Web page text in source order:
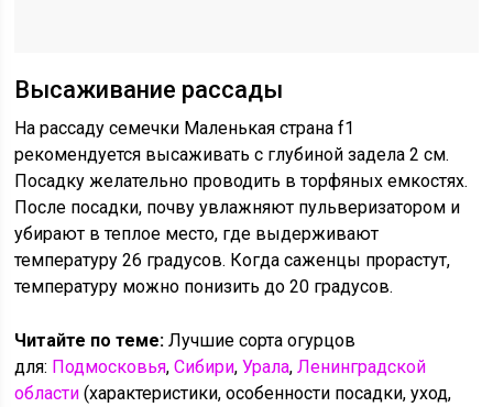
Высаживание рассады
На рассаду семечки Маленькая страна f1
рекомендуется высаживать с глубиной задела 2 см.
Посадку желательно проводить в торфяных емкостях.
После посадки, почву увлажняют пульверизатором и
убирают в теплое место, где выдерживают
температуру 26 градусов. Когда саженцы прорастут,
температуру можно понизить до 20 градусов.
Читайте по теме:Лучшие сорта огурцов
для: Подмосковья,Сибири,Урала,Ленинградской
области (характеристики, особенности посадки, уход,